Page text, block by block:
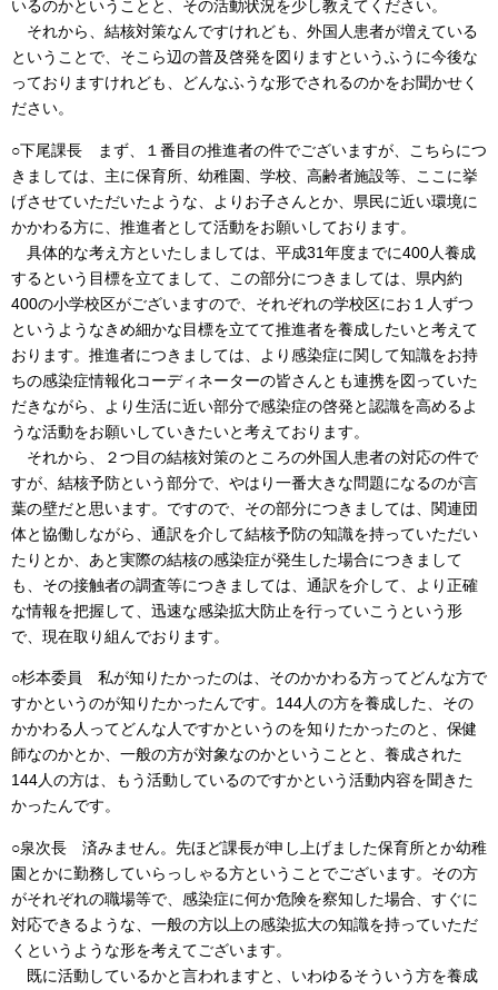
いるのかということと、その活動状況を少し教えてください。
それから、結核対策なんですけれども、外国人患者が増えている
ということで、そこら辺の普及啓発を図りますというふうに今後な
っておりますけれども、どんなふうな形でされるのかをお聞かせく
ださい。
○下尾課長 まず、１番目の推進者の件でございますが、こちらにつ
きましては、主に保育所、幼稚園、学校、高齢者施設等、ここに挙
げさせていただいたような、よりお子さんとか、県民に近い環境に
かかわる方に、推進者として活動をお願いしております。
具体的な考え方といたしましては、平成31年度までに400人養成
するという目標を立てまして、この部分につきましては、県内約
400の小学校区がございますので、それぞれの学校区にお１人ずつ
というようなきめ細かな目標を立てて推進者を養成したいと考えて
おります。推進者につきましては、より感染症に関して知識をお持
ちの感染症情報化コーディネーターの皆さんとも連携を図っていた
だきながら、より生活に近い部分で感染症の啓発と認識を高めるよ
うな活動をお願いしていきたいと考えております。
それから、２つ目の結核対策のところの外国人患者の対応の件で
すが、結核予防という部分で、やはり一番大きな問題になるのが言
葉の壁だと思います。ですので、その部分につきましては、関連団
体と協働しながら、通訳を介して結核予防の知識を持っていただい
たりとか、あと実際の結核の感染症が発生した場合につきまして
も、その接触者の調査等につきましては、通訳を介して、より正確
な情報を把握して、迅速な感染拡大防止を行っていこうという形
で、現在取り組んでおります。
○杉本委員 私が知りたかったのは、そのかかわる方ってどんな方で
すかというのが知りたかったんです。144人の方を養成した、その
かかわる人ってどんな人ですかというのを知りたかったのと、保健
師なのかとか、一般の方が対象なのかということと、養成された
144人の方は、もう活動しているのですかという活動内容を聞きた
かったんです。
○泉次長 済みません。先ほど課長が申し上げました保育所とか幼稚
園とかに勤務していらっしゃる方ということでございます。その方
がそれぞれの職場等で、感染症に何か危険を察知した場合、すぐに
対応できるような、一般の方以上の感染拡大の知識を持っていただ
くというような形を考えてございます。
既に活動しているかと言われますと、いわゆるそういう方を養成